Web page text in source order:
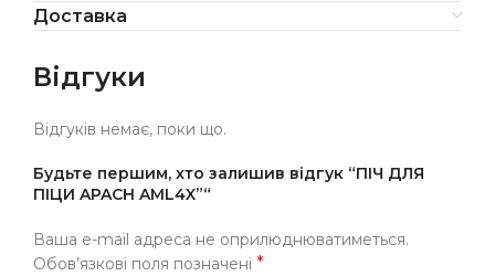
Доставка
Відгуки
Відгуків немає, поки що.
Будьте першим, хто залишив відгук “ПІЧ ДЛЯ
ПІЦИ APACH AML4X”“
Ваша e-mail адреса не оприлюднюватиметься.
Обов’язкові поля позначені *